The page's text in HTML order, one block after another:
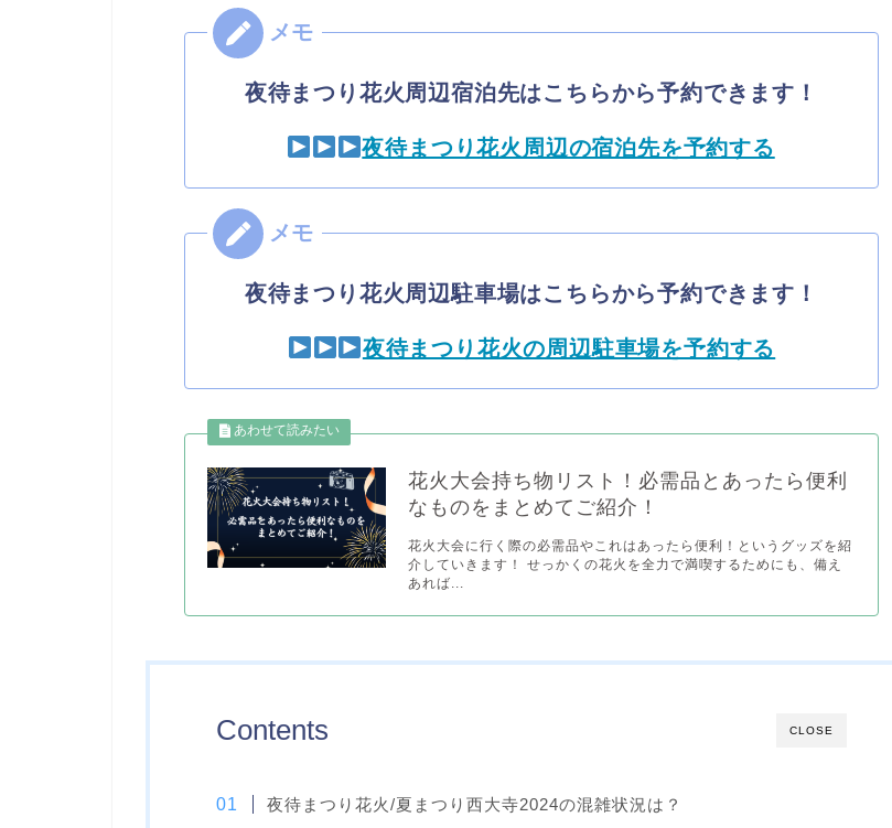
夜待まつり花火周辺宿泊先はこちらから予約できます！
夜待まつり花火周辺の宿泊先を予約する
夜待まつり花火周辺駐車場はこちらから予約できます！
夜待まつり花火の周辺駐車場を予約する
花火大会持ち物リスト！必需品とあったら便利
なものをまとめてご紹介！
花火大会に行く際の必需品やこれはあったら便利！というグッズを紹
介していきます！ せっかくの花火を全力で満喫するためにも、備え
あれば...
CLOSE
Contents
夜待まつり花火/夏まつり西大寺2024の混雑状況は？